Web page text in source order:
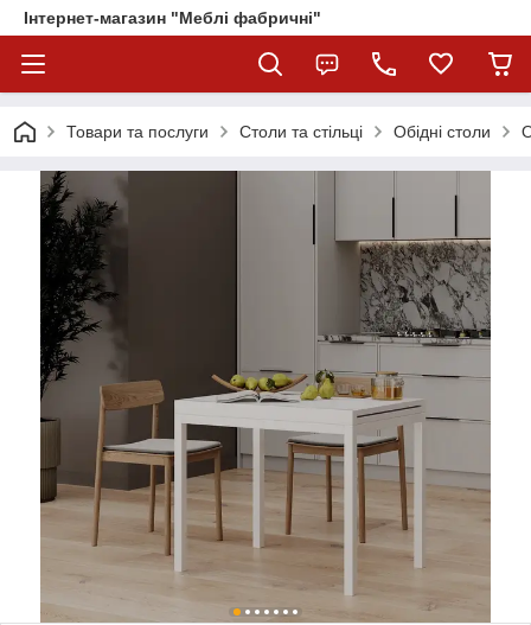
Інтернет-магазин "Меблі фабричні"
Товари та послуги Столи та стільці Обідні столи